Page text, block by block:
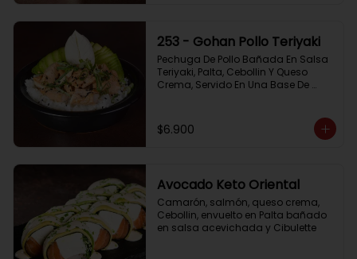
253 - Gohan Pollo Teriyaki
Pechuga De Pollo Bañada En Salsa
Teriyaki, Palta, Cebollin Y Queso
Crema, Servido En Una Base De
$6.900
Avocado Keto Oriental
Camarón, salmón, queso crema,
Cebollin, envuelto en Palta bañado
en salsa acevichada y Cibulette